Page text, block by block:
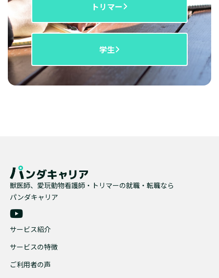
トリマー
学生
獣医師、愛玩動物看護師・トリマーの就職・転職なら
パンダキャリア
サービス紹介
サービスの特徴
ご利用者の声